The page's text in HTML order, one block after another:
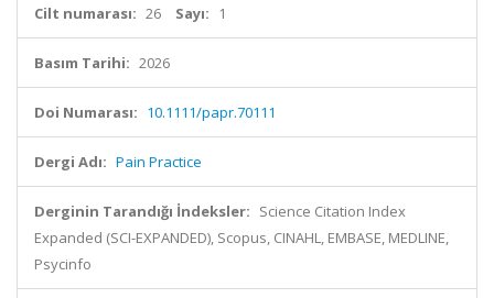
Cilt numarası: 26 Sayı: 1
Basım Tarihi: 2026
Doi Numarası: 10.1111/papr.70111
Dergi Adı: Pain Practice
Derginin Tarandığı İndeksler: Science Citation Index
Expanded (SCI-EXPANDED), Scopus, CINAHL, EMBASE, MEDLINE,
Psycinfo